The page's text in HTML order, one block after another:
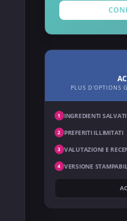
PLUS D'OPTIONS
1 INGREDIENTI SALVATI
2 PREFERITI ILLIMITATI
3 VALUTAZIONI E
4 VERSIONE